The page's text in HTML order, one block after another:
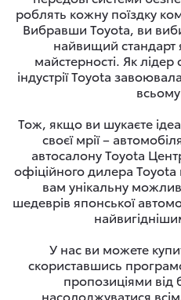
роблять кожну поїздку
Вибравши Toyota, ви
найвищий стандарт
майстерності. Як лідер
індустрії Toyota
всьому
Тож, якщо ви шукаєте
своєї мрії –
автосалону Toyota
офіційного дилера
вам унікальну
шедеврів японської
У нас ви можете
скориставшись
пропозиціями від
насолоджуватися